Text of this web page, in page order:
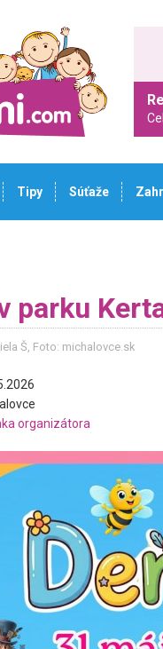
Tipy Súťaže
parku
Š, Foto: michalovce.sk
organizátora